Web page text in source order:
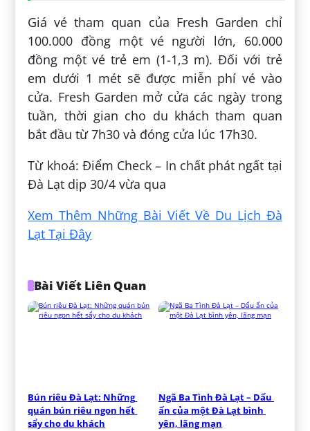
Giá vé tham quan của Fresh Garden chỉ
100.000 đồng một vé người lớn, 60.000
đồng một vé trẻ em (1-1,3 m). Đối với trẻ
em dưới 1 mét sẽ được miễn phí vé vào
cửa. Fresh Garden mở cửa các ngày trong
tuần, thời gian cho du khách tham quan
bắt đầu từ 7h30 và đóng cửa lúc 17h30.
Từ khoá: Điểm Check – In chất phát ngất tại
Đà Lạt dịp 30/4 vừa qua
Xem Thêm Những Bài Viết Về Du Lịch Đà
Lạt Tại Đây
Bài Viết Liên Quan
Bún riêu Đà Lạt: Những
quán bún riêu ngon hết
sẩy cho du khách
Ngã Ba Tình Đà Lạt – Dấu
ấn của một Đà Lạt bình
yên, lãng mạn